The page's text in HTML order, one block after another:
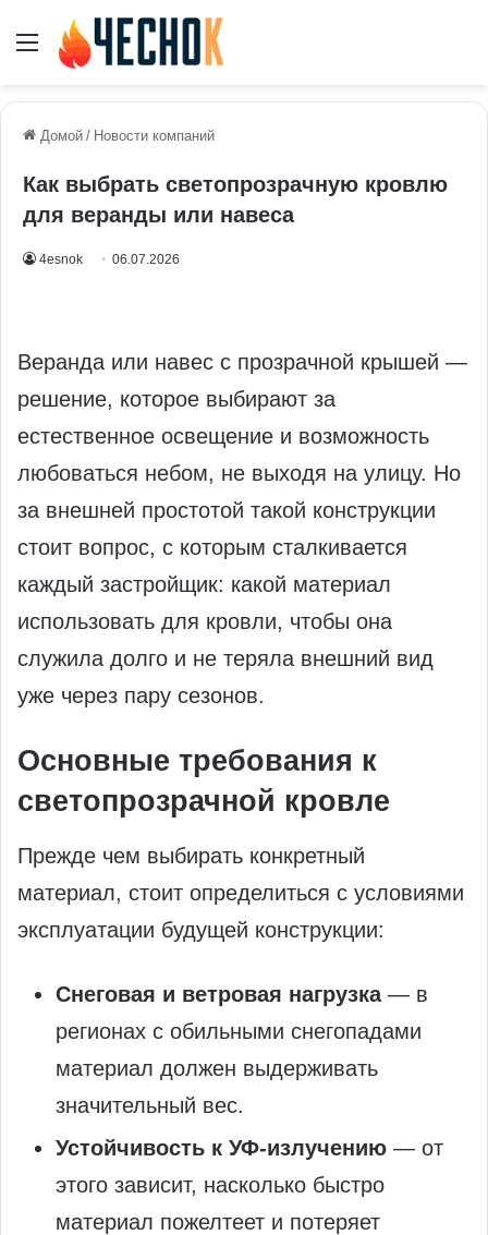
Меню
Домой / Новости компаний
Как выбрать светопрозрачную кровлю
для веранды или навеса
4esnok 06.07.2026
Веранда или навес с прозрачной крышей —
решение, которое выбирают за
естественное освещение и возможность
любоваться небом, не выходя на улицу. Но
за внешней простотой такой конструкции
стоит вопрос, с которым сталкивается
каждый застройщик: какой материал
использовать для кровли, чтобы она
служила долго и не теряла внешний вид
уже через пару сезонов.
Основные требования к
светопрозрачной кровле
Прежде чем выбирать конкретный
материал, стоит определиться с условиями
эксплуатации будущей конструкции:
Снеговая и ветровая нагрузка— в
регионах с обильными снегопадами
материал должен выдерживать
значительный вес.
Устойчивость к УФ-излучению — от
этого зависит, насколько быстро
материал пожелтеет и потеряет